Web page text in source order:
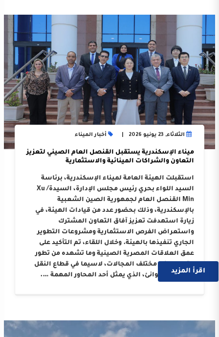
الثلاثاء, 23 يونيو 2026 أخبار الميناء
ميناء الإسكندرية يستقبل القنصل العام الصيني لتعزيز
التعاون والشراكات المينائية والاستثمارية
استقبلت الهيئة العامة لميناء الإسكندرية، برئاسة
السيد اللواء بحري رئيس مجلس الإدارة، السيدة/ Xu
Min القنصل العام لجمهورية الصين الشعبية
بالإسكندرية، وذلك بحضور عدد من قيادات الهيئة، في
زيارة استهدفت تعزيز آفاق التعاون المشترك
واستعراض الفرص الاستثمارية ومشروعات التطوير
الجاري تنفيذها بالهيئة. وخلال اللقاء، تم التأكيد على
عمق العلاقات المصرية الصينية وما تشهده من تطور
متواصل في مختلف المجالات، لاسيما في قطاع النقل
البحري والموانئ، الذي يمثل أحد المحاور المهمة ….
اقرأ المزيد